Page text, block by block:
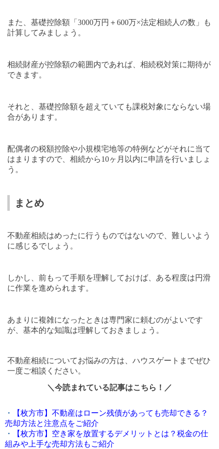
また、基礎控除額「 3000万円＋600万×法定相続人の数」も
計算してみましょう。
相続財産が控除額の範囲内であれば、相続税対策に期待が
できます。
それと、基礎控除額を超えていても課税対象にならない場
合があります。
配偶者の税額控除や小規模宅地等の特例などがそれに当て
はまりますので、相続から10ヶ月以内に申請を行いましょ
う。
まとめ
不動産相続はめったに行うものではないので、難しいよう
に感じるでしょう。
しかし、前もって手順を理解しておけば、ある程度は円滑
に作業を進められます。
あまりに複雑になったときは専門家に頼むのがよいです
が、基本的な知識は理解しておきましょう。
不動産相続についてお悩みの方は、ハウスゲートまでぜひ
一度ご相談ください。
＼今読まれている記事はこちら！／
・
【枚方市】不動産はローン残債があっても売却できる？
売却方法と注意点をご紹介
・
【枚方市】空き家を放置するデメリットとは？税金の仕
組みや上手な売却方法もご紹介